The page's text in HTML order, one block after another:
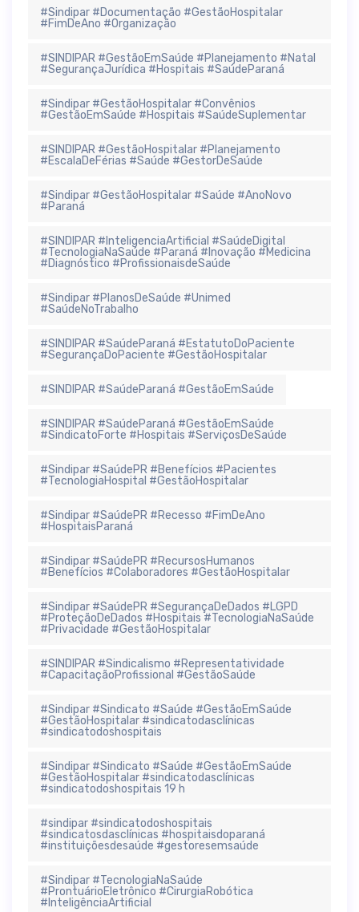
#Sindipar #Documentação #GestãoHospitalar
#FimDeAno #Organização
#SINDIPAR #GestãoEmSaúde #Planejamento #Natal
#SegurançaJurídica #Hospitais #SaúdeParaná
#Sindipar #GestãoHospitalar #Convênios
#GestãoEmSaúde #Hospitais #SaúdeSuplementar
#SINDIPAR #GestãoHospitalar #Planejamento
#EscalaDeFérias #Saúde #GestorDeSaúde
#Sindipar #GestãoHospitalar #Saúde #AnoNovo
#Paraná
#SINDIPAR #InteligenciaArtificial #SaúdeDigital
#TecnologiaNaSaúde #Paraná #Inovação #Medicina
#Diagnóstico #ProfissionaisdeSaúde
#Sindipar #PlanosDeSaúde #Unimed
#SaúdeNoTrabalho
#SINDIPAR #SaúdeParaná #EstatutoDoPaciente
#SegurançaDoPaciente #GestãoHospitalar
#SINDIPAR #SaúdeParaná #GestãoEmSaúde
#SINDIPAR #SaúdeParaná #GestãoEmSaúde
#SindicatoForte #Hospitais #ServiçosDeSaúde
#Sindipar #SaúdePR #Benefícios #Pacientes
#TecnologiaHospital #GestãoHospitalar
#Sindipar #SaúdePR #Recesso #FimDeAno
#HospitaisParaná
#Sindipar #SaúdePR #RecursosHumanos
#Benefícios #Colaboradores #GestãoHospitalar
#Sindipar #SaúdePR #SegurançaDeDados #LGPD
#ProteçãoDeDados #Hospitais #TecnologiaNaSaúde
#Privacidade #GestãoHospitalar
#SINDIPAR #Sindicalismo #Representatividade
#CapacitaçãoProfissional #GestãoSaúde
#Sindipar #Sindicato #Saúde #GestãoEmSaúde
#GestãoHospitalar #sindicatodasclínicas
#sindicatodoshospitais
#Sindipar #Sindicato #Saúde #GestãoEmSaúde
#GestãoHospitalar #sindicatodasclínicas
#sindicatodoshospitais 19 h
#sindipar #sindicatodoshospitais
#sindicatosdasclínicas #hospitaisdoparaná
#instituiçõesdesaúde #gestoresemsaúde
#Sindipar #TecnologiaNaSaúde
#ProntuárioEletrônico #CirurgiaRobótica
#InteligênciaArtificial